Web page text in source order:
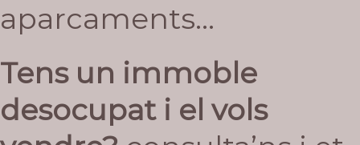
aparcaments…
Tens un immoble
desocupat i el vols